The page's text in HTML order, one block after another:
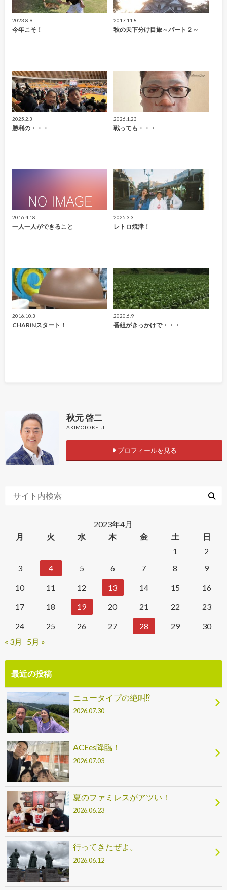
2023.8.9
今年こそ！
2017.11.8
秋の天下分け目旅～パート２～
2025.2.3
勝利の・・・
2026.1.23
戦っても・・・
2016.4.18
一人一人ができること
2025.3.3
レトロ焼津！
2016.10.3
CHARiNスタート！
2020.6.9
番組がきっかけで・・・
秋元 啓二
AKIMOTO KEIJI
プロフィールを見る
2023年4月
月
火 水 木 金 土
日
1
2
3
4 5 6 7 8
9
10
11 12 13 14 15
16
17
18 19 20 21 22
23
24
25 26 27 28 29
30
« 3月
5月 »
最近の投稿
ニュータイプの絶叫⁉
2026.07.30
ACEes降臨！
2026.07.03
夏のファミレスがアツい！
2026.06.23
行ってきたぜよ。
2026.06.12